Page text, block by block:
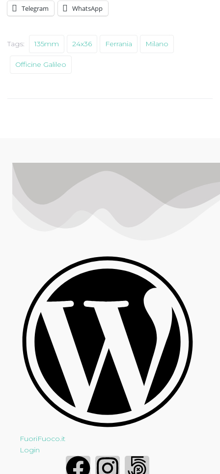
Telegram WhatsApp
Tags: 135mm 24x36 Ferrania Milano
Officine Galileo
FuoriFuoco.it
Login